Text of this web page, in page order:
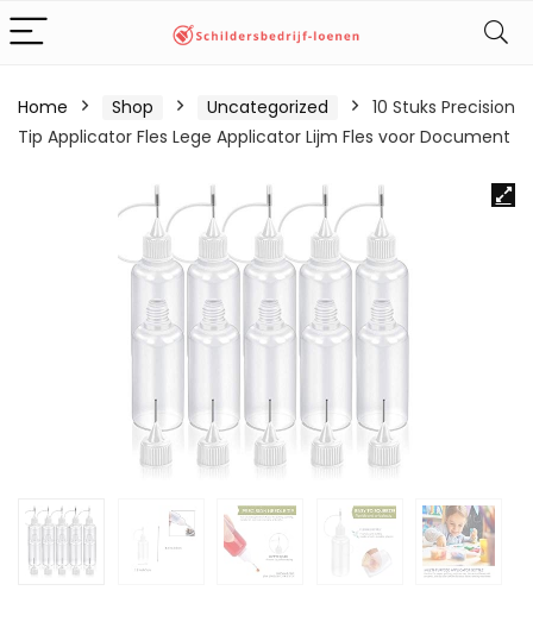
Home Shop Uncategorized
10 Stuks Precision
Tip Applicator Fles Lege Applicator Lijm Fles voor Document